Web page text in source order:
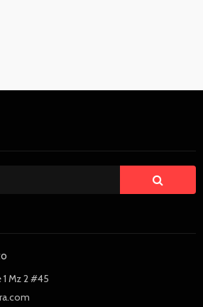
Mz 2 #45